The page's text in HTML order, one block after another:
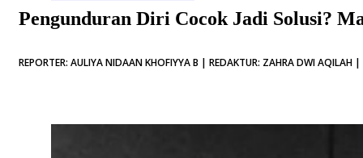
Pengunduran Diri Cocok Jadi Solusi?
REPORTER: AULIYA NIDAAN KHOFIYYA B | REDAKTUR: ZAHRA DWI AQILAH